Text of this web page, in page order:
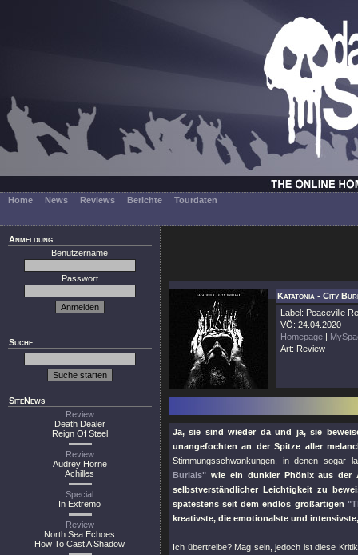
Home News Reviews Berichte Tourdaten
Anmeldung
Benutzername
Passwort
Suche
SiteNews
Review
Death Dealer
Reign Of Steel
Review
Audrey Horne
Achilles
Special
In Extremo
Review
North Sea Echoes
How To Cast A Shadow
Katatonia - City
Label: Peaceville
VÖ: 24.04.2020
Homepage |
Art: Review
Ja, sie sind wieder da und ja, sie
unangefochten an der Spitze aller
Stimmungsschwankungen, in denen sogar
Burials" wie ein dunkler Phönix aus der
selbstverständlicher Leichtigkeit zu
spätestens seit dem endlos großartigen
kreativste, die emotionalste und
Ich übertreibe? Mag sein, jedoch ist diese